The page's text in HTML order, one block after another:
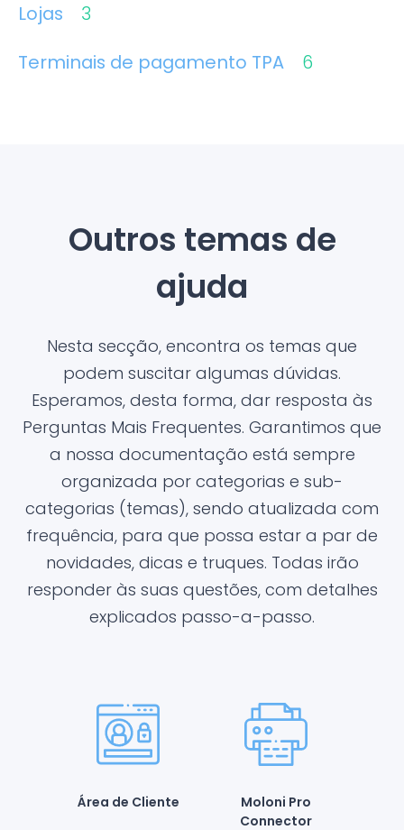
Lojas
3
Terminais de pagamento TPA
6
Outros temas de
ajuda
Nesta secção, encontra os temas que
podem suscitar algumas dúvidas.
Esperamos, desta forma, dar resposta às
Perguntas Mais Frequentes. Garantimos que
a nossa documentação está sempre
organizada por categorias e sub-
categorias (temas), sendo atualizada com
frequência, para que possa estar a par de
novidades, dicas e truques. Todas irão
responder às suas questões, com detalhes
explicados passo-a-passo.
Área de Cliente
Moloni Pro
Connector